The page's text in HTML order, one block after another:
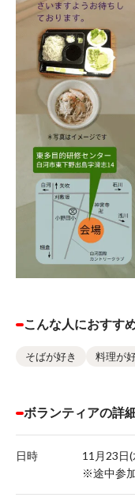
こんな人におすす
そばが好き 料理が
ボランティアの詳
日時
11月23日
※途中参